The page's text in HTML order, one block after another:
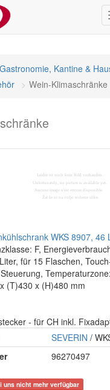
Gastronomie, Kantine &
Wein-Klimaschränke
WKS 8907, 46
F,
für 15 Flaschen,
(T)430 x (H)480 mm
- für CH inkl.
SEVERIN /
96270497
nicht mehr verfügbar